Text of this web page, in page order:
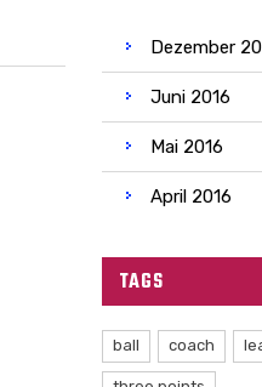
Dezember
Juni 2016
Mai 2016
April 2016
TAGS
ball coach